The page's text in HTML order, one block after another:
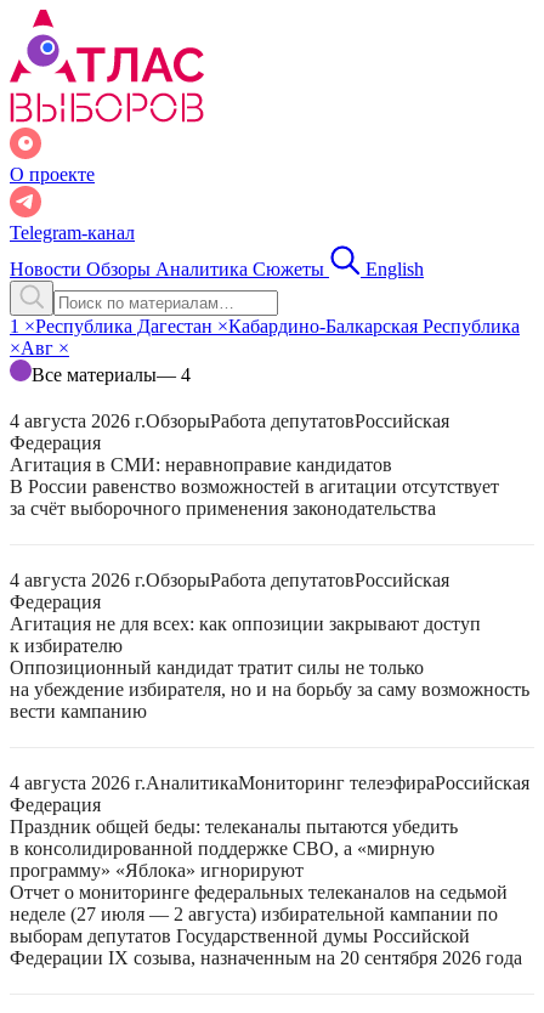
О проекте
Telegram-канал
Новости Обзоры Аналитика Сюжеты English
1 ×Республика Дагестан ×Кабардино-Балкарская Республика
×Авг ×
Все материалы— 4
4 августа 2026 г.ОбзорыРабота депутатовРоссийская
Федерация
Агитация в СМИ: неравноправие кандидатов
В России равенство возможностей в агитации отсутствует
за счёт выборочного применения законодательства
4 августа 2026 г.ОбзорыРабота депутатовРоссийская
Федерация
Агитация не для всех: как оппозиции закрывают доступ
к избирателю
Оппозиционный кандидат тратит силы не только
на убеждение избирателя, но и на борьбу за саму возможность
вести кампанию
4 августа 2026 г.АналитикаМониторинг телеэфираРоссийская
Федерация
Праздник общей беды: телеканалы пытаются убедить
в консолидированной поддержке СВО, а «мирную
программу» «Яблока» игнорируют
Отчет о мониторинге федеральных телеканалов на седьмой
неделе (27 июля — 2 августа) избирательной кампании по
выборам депутатов Государственной думы Российской
Федерации IX созыва, назначенным на 20 сентября 2026 года